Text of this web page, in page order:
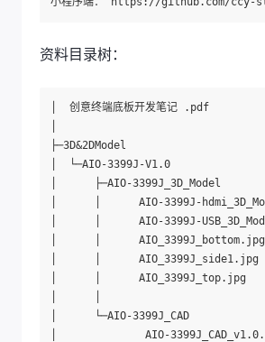
资料目录树：
│  创意终端底板开发笔记 .pdf
├─3D&2DModel
│  └─AIO-3399J-V1.0
│      ├─AIO-3399J_3D_Model
│      │      AIO-3399J-
│      │      AIO-3399J-
│      │      AIO_3399J_bottom.jpg
│      │      AIO_3399J_side1.jpg
│      │      AIO_3399J_top.jpg
│      └─AIO-3399J_CAD
│              AIO-